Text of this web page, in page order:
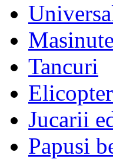
Masinute
Tancuri
Jucarii
Papusi